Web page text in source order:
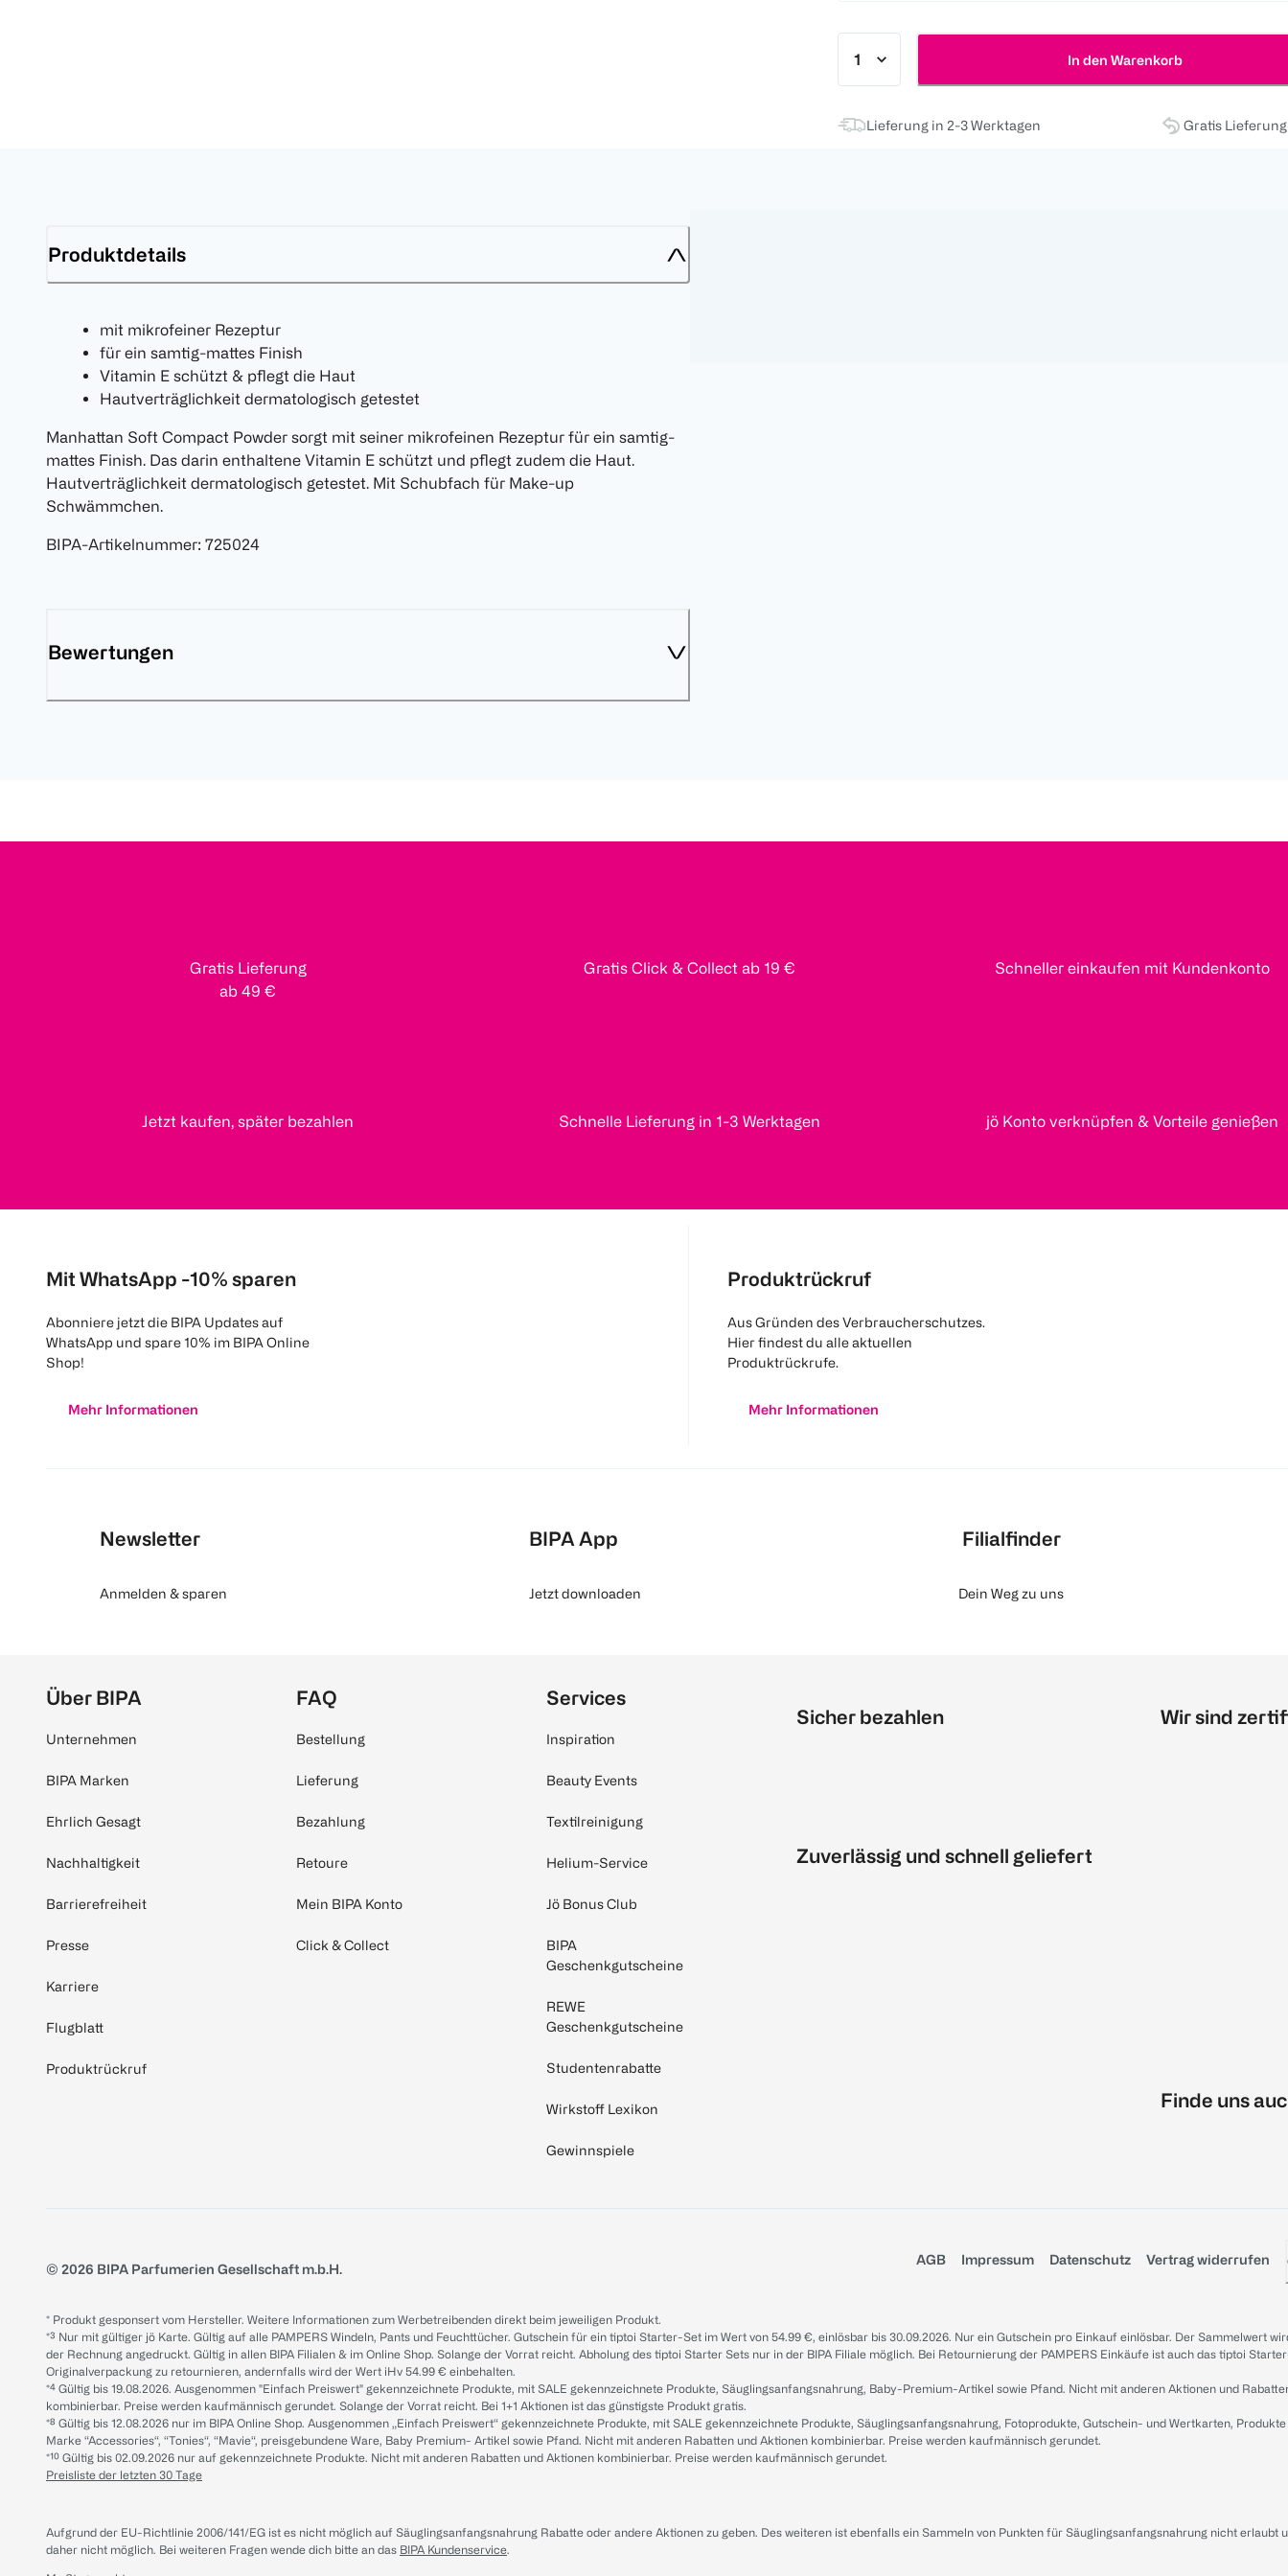
In den Warenkorb
Lieferung in 2-3 Werktagen Gratis
Produktdetails
mit mikrofeiner Rezeptur
für ein samtig-mattes Finish
Vitamin E schützt & pflegt die Haut
Hautverträglichkeit dermatologisch getestet
Manhattan Soft Compact Powder sorgt mit seiner mikrofeinen Rezeptur für ein samtig-
mattes Finish. Das darin enthaltene Vitamin E schützt und pflegt zudem die Haut.
Hautverträglichkeit dermatologisch getestet. Mit Schubfach für Make-up
Schwämmchen.
BIPA-Artikelnummer: 725024
Bewertungen
Gratis Lieferung
ab 49 €
Gratis Click & Collect ab 19 € Schneller einkaufen mit Kundenkonto
Jetzt kaufen, später bezahlen Schnelle Lieferung in 1-3 Werktagen jö Konto verknüpfen & Vorteile genießen
Mit WhatsApp -10% sparen
Abonniere jetzt die BIPA Updates auf
WhatsApp und spare 10% im BIPA Online
Shop!
Mehr Informationen
Produktrückruf
Aus Gründen des Verbraucherschutzes.
Hier findest du alle aktuellen
Produktrückrufe.
Mehr Informationen
Newsletter
Anmelden & sparen
BIPA App
Jetzt downloaden
Filialfinder
Dein Weg zu uns
Über BIPA
Unternehmen
BIPA Marken
Ehrlich Gesagt
Nachhaltigkeit
Barrierefreiheit
Presse
Karriere
Flugblatt
Produktrückruf
FAQ
Bestellung
Lieferung
Bezahlung
Retoure
Mein BIPA Konto
Click & Collect
Services
Inspiration
Beauty Events
Textilreinigung
Helium-Service
Jö Bonus Club
BIPA
Geschenkgutscheine
REWE
Geschenkgutscheine
Studentenrabatte
Wirkstoff Lexikon
Gewinnspiele
Sicher bezahlen
Zuverlässig und schnell geliefert
Wir sind
Finde uns
© 2026 BIPA Parfumerien Gesellschaft m.b.H.
AGB Impressum Datenschutz Vertrag widerrufen
* Produkt gesponsert vom Hersteller. Weitere Informationen zum Werbetreibenden direkt beim jeweiligen Produkt.
*³ Nur mit gültiger jö Karte. Gültig auf alle PAMPERS Windeln, Pants und Feuchttücher. Gutschein für ein tiptoi Starter-Set im Wert von 54.99 €, einlösbar bis 30.09.2026. Nur ein Gutschein pro Einkauf einlösbar. Der Sammelwert
der Rechnung angedruckt. Gültig in allen BIPA Filialen & im Online Shop. Solange der Vorrat reicht. Abholung des tiptoi Starter Sets nur in der BIPA Filiale möglich. Bei Retournierung der PAMPERS Einkäufe ist auch das tiptoi
Originalverpackung zu retournieren, andernfalls wird der Wert iHv 54.99 € einbehalten.
*⁴ Gültig bis 19.08.2026. Ausgenommen "Einfach Preiswert" gekennzeichnete Produkte, mit SALE gekennzeichnete Produkte, Säuglingsanfangsnahrung, Baby-Premium-Artikel sowie Pfand. Nicht mit anderen Aktionen und
kombinierbar. Preise werden kaufmännisch gerundet. Solange der Vorrat reicht. Bei 1+1 Aktionen ist das günstigste Produkt gratis.
*⁸ Gültig bis 12.08.2026 nur im BIPA Online Shop. Ausgenommen „Einfach Preiswert“ gekennzeichnete Produkte, mit SALE gekennzeichnete Produkte, Säuglingsanfangsnahrung, Fotoprodukte, Gutschein- und Wertkarten,
Marke “Accessories“, “Tonies“, “Mavie“, preisgebundene Ware, Baby Premium- Artikel sowie Pfand. Nicht mit anderen Rabatten und Aktionen kombinierbar. Preise werden kaufmännisch gerundet.
*¹⁰ Gültig bis 02.09.2026 nur auf gekennzeichnete Produkte. Nicht mit anderen Rabatten und Aktionen kombinierbar. Preise werden kaufmännisch gerundet.
Preisliste der letzten 30 Tage
Aufgrund der EU-Richtlinie 2006/141/EG ist es nicht möglich auf Säuglingsanfangsnahrung Rabatte oder andere Aktionen zu geben. Des weiteren ist ebenfalls ein Sammeln von Punkten für Säuglingsanfangsnahrung nicht erlaubt
daher nicht möglich. Bei weiteren Fragen wende dich bitte an das BIPA Kundenservice.